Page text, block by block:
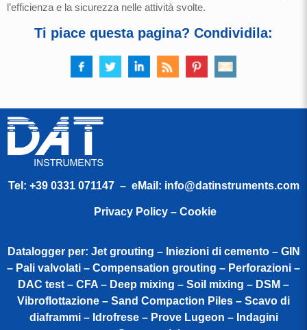
l’efficienza e la sicurezza nelle attività svolte.
Ti piace questa pagina? Condividila:
Tel: +39 0331 071147– eMail: info@datinstruments.com
Privacy Policy – Cookie
Datalogger per: Jet grouting – Iniezioni di cemento – GIN
– Pali valvolati – Compensation grouting – Perforazioni –
DAC test – CFA – Deep mixing – Soil mixing – DSM –
Vibroflottazione – Sand Compaction Piles – Scavo di
diaframmi – Idrofrese – Prove Lugeon – Indagini